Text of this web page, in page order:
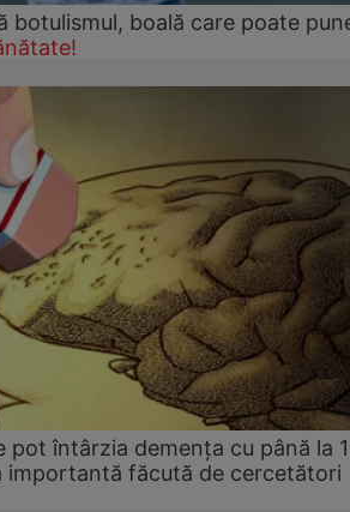
botulismul, boală care poate
pot întârzia demența cu până la
importantă făcută de cercetători